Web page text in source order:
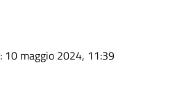
: 10 maggio 2024, 11:39